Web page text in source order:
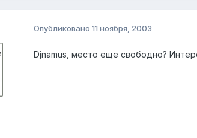
Опубликовано 11 ноября, 2003
Djnamus, место еще свободно?